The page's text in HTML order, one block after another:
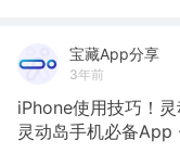
宝藏App分享
3年前
iPhone使用技巧！
灵动岛手机必备